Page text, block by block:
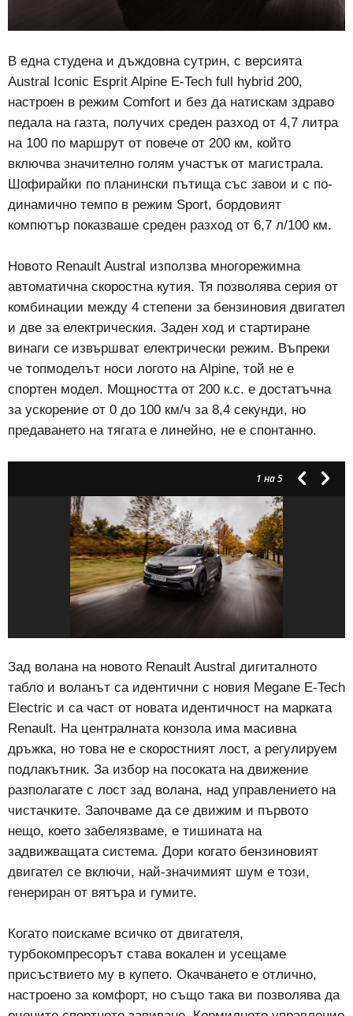
В една студена и дъждовна сутрин, с версията
Austral Iconic Esprit Alpine E-Tech full hybrid 200,
настроен в режим Comfort и без да натискам здраво
педала на газта, получих среден разход от 4,7 литра
на 100 по маршрут от повече от 200 км, който
включва значително голям участък от магистрала.
Шофирайки по планински пътища със завои и с по-
динамично темпо в режим Sport, бордовият
компютър показваше среден разход от 6,7 л/100 км.
Новото Renault Austral използва многорежимна
автоматична скоростна кутия. Тя позволява серия от
комбинации между 4 степени за бензиновия двигател
и две за електрическия. Заден ход и стартиране
винаги се извършват електрически режим. Въпреки
че топмоделът носи логото на Alpine, той не е
спортен модел. Мощността от 200 к.с. е достатъчна
за ускорение от 0 до 100 км/ч за 8,4 секунди, но
предаването на тягата е линейно, не е спонтанно.
1 на 5
Зад волана на новото Renault Austral дигиталното
табло и воланът са идентични с новия Megane E-Tech
Electric и са част от новата идентичност на марката
Renault. На централната конзола има масивна
дръжка, но това не е скоростният лост, а регулируем
подлакътник. За избор на посоката на движение
разполагате с лост зад волана, над управлението на
чистачките. Започваме да се движим и първото
нещо, което забелязваме, е тишината на
задвижващата система. Дори когато бензиновият
двигател се включи, най-значимият шум е този,
генериран от вятъра и гумите.
Когато поискаме всичко от двигателя,
турбокомпресорът става вокален и усещаме
присъствието му в купето. Окачването е отлично,
настроено за комфорт, но също така ви позволява да